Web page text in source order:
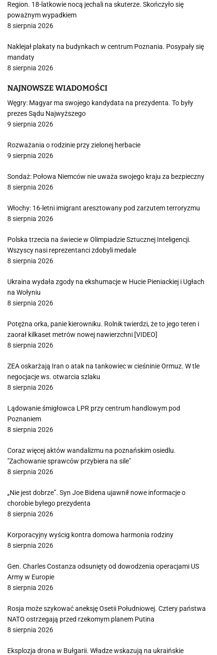
Region. 18-latkowie nocą jechali na skuterze. Skończyło się
poważnym wypadkiem
8 sierpnia 2026
Naklejał plakaty na budynkach w centrum Poznania. Posypały się
mandaty
8 sierpnia 2026
NAJNOWSZE WIADOMOŚCI
Węgry: Magyar ma swojego kandydata na prezydenta. To były
prezes Sądu Najwyższego
9 sierpnia 2026
Rozważania o rodzinie przy zielonej herbacie
9 sierpnia 2026
Sondaż: Połowa Niemców nie uważa swojego kraju za bezpieczny
8 sierpnia 2026
Włochy: 16-letni imigrant aresztowany pod zarzutem terroryzmu
8 sierpnia 2026
Polska trzecia na świecie w Olimpiadzie Sztucznej Inteligencji.
Wszyscy nasi reprezentanci zdobyli medale
8 sierpnia 2026
Ukraina wydała zgody na ekshumacje w Hucie Pieniackiej i Ugłach
na Wołyniu
8 sierpnia 2026
Potężna orka, panie kierowniku. Rolnik twierdzi, że to jego teren i
zaorał kilkaset metrów nowej nawierzchni [VIDEO]
8 sierpnia 2026
ZEA oskarżają Iran o atak na tankowiec w cieśninie Ormuz. W tle
negocjacje ws. otwarcia szlaku
8 sierpnia 2026
Lądowanie śmigłowca LPR przy centrum handlowym pod
Poznaniem
8 sierpnia 2026
Coraz więcej aktów wandalizmu na poznańskim osiedlu.
"Zachowanie sprawców przybiera na sile"
8 sierpnia 2026
„Nie jest dobrze”. Syn Joe Bidena ujawnił nowe informacje o
chorobie byłego prezydenta
8 sierpnia 2026
Korporacyjny wyścig kontra domowa harmonia rodziny
8 sierpnia 2026
Gen. Charles Costanza odsunięty od dowodzenia operacjami US
Army w Europie
8 sierpnia 2026
Rosja może szykować aneksję Osetii Południowej. Cztery państwa
NATO ostrzegają przed rzekomym planem Putina
8 sierpnia 2026
Eksplozja drona w Bułgarii. Władze wskazują na ukraińskie